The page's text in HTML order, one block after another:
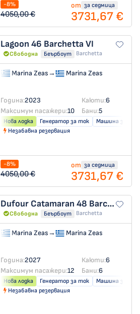
-8%
4050,00 €
от за седмица
3731,67 €
Lagoon 46 Barchetta VI
Свободна Беърбоут Barchetta
Marina Zeas→ Marina Zeas
Година:2023 Каюти:6
Максимум пасажери:10 Бани:5
Нова лодка Генератор за ток
Машина за
Незабавна резервация
-8%
4050,00 €
от за седмица
3731,67 €
Dufour Catamaran 48 Barchetta VII
Свободна Беърбоут Barchetta
Marina Zeas→ Marina Zeas
Година:2027 Каюти:6
Максимум пасажери:12 Бани:6
Нова лодка Генератор за ток
Машина за
Незабавна резервация